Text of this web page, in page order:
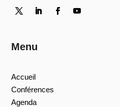
Menu
Accueil
Conférences
Agenda